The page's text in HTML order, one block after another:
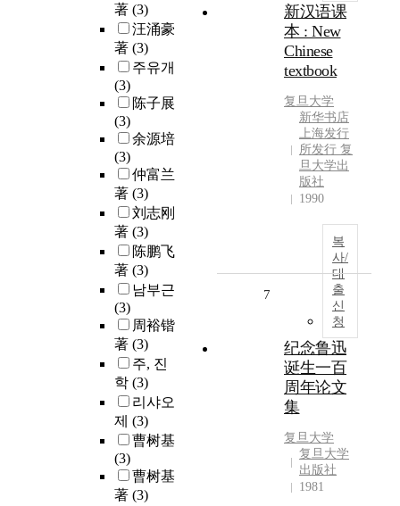
著 (3)
汪涌豪
著 (3)
주유개
(3)
陈子展
(3)
余源培
(3)
仲富兰
著 (3)
刘志刚
著 (3)
陈鹏飞
著 (3)
남부근
(3)
周裕锴
著 (3)
주, 진
학 (3)
리샤오
제 (3)
曹树基
(3)
曹树基
著 (3)
新汉语课
本 : New
Chinese
textbook
复旦大学
新华书店
上海发行
所发行 复
旦大学出
版社
1990
복
사/
대
출
신
청
7
纪念鲁迅
诞生一百
周年论文
集
复旦大学
复旦大学
出版社
1981